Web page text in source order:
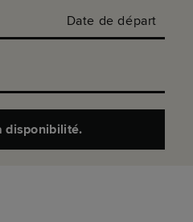
Date de départ
disponibilité.